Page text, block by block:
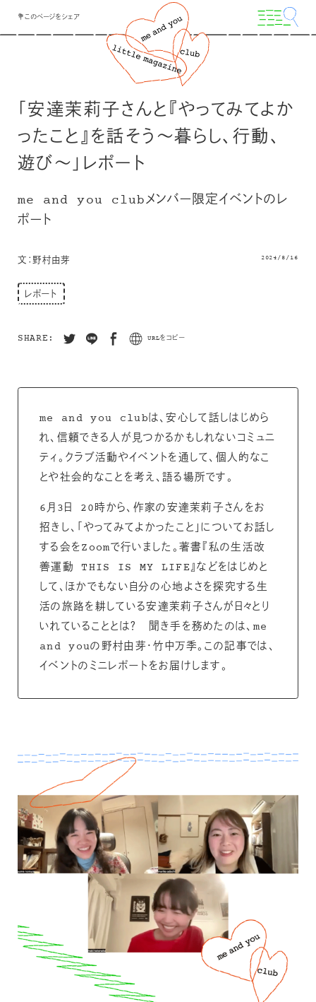
💐このページをシェア
「安達茉莉子さんと『やってみてよか
ったこと』を話そう〜暮らし、行動、
遊び〜」レポート
me and you clubメンバー限定イベントのレ
ポート
文：野村由芽 2024/8/16
レポート
SHARE: URLをコピー
me and you clubは、安心して話しはじめら
れ、信頼できる人が見つかるかもしれないコミュニ
ティ。クラブ活動やイベントを通して、個人的なこ
とや社会的なことを考え、語る場所です。
6月3日 20時から、作家の安達茉莉子さんをお
招きし、「やってみてよかったこと」についてお話し
する会をZoomで行いました。著書『私の生活改
善運動 THIS IS MY LIFE』などをはじめと
して、ほかでもない自分の心地よさを探究する生
活の旅路を耕している安達茉莉子さんが日々とり
いれていることとは？ 聞き手を務めたのは、me
and youの野村由芽・竹中万季。この記事では、
イベントのミニレポートをお届けします。